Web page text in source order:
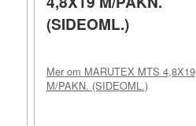
(SIDEOML.)
Mer om MARUTEX MTS 4,8X19
M/PAKN. (SIDEOML.)